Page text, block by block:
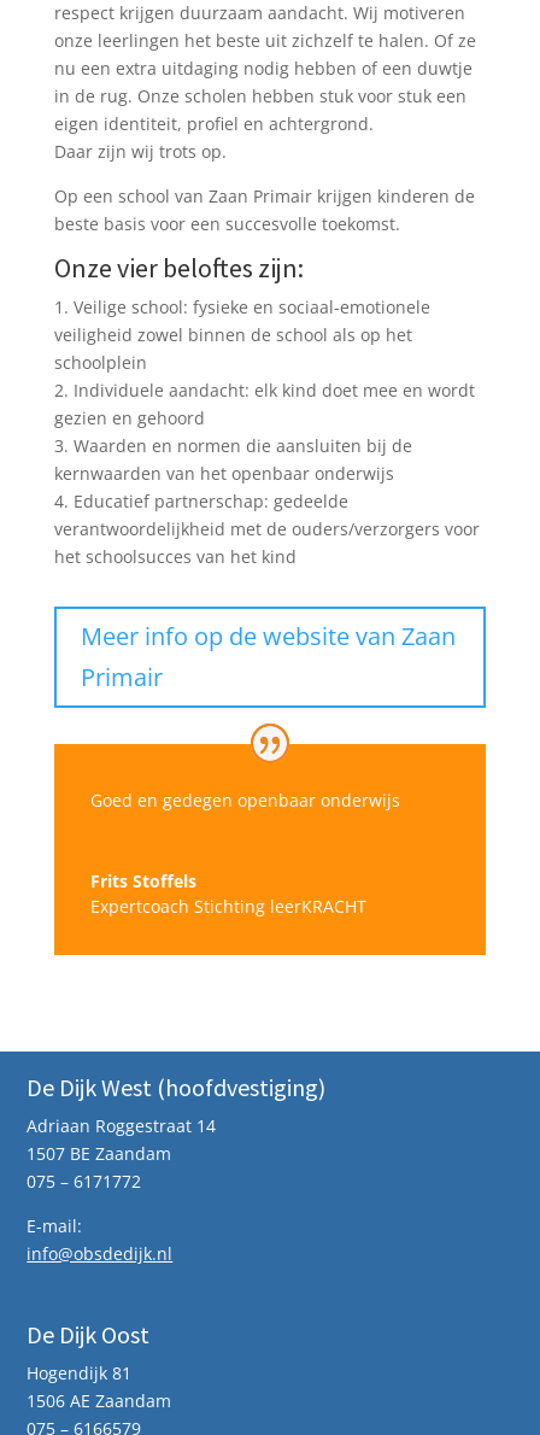
respect krijgen duurzaam aandacht. Wij motiveren
onze leerlingen het beste uit zichzelf te halen. Of ze
nu een extra uitdaging nodig hebben of een duwtje
in de rug. Onze scholen hebben stuk voor stuk een
eigen identiteit, profiel en achtergrond.
Daar zijn wij trots op.
Op een school van Zaan Primair krijgen kinderen de
beste basis voor een succesvolle toekomst.
Onze vier beloftes zijn:
1. Veilige school: fysieke en sociaal-emotionele
veiligheid zowel binnen de school als op het
schoolplein
2. Individuele aandacht: elk kind doet mee en wordt
gezien en gehoord
3. Waarden en normen die aansluiten bij de
kernwaarden van het openbaar onderwijs
4. Educatief partnerschap: gedeelde
verantwoordelijkheid met de ouders/verzorgers voor
het schoolsucces van het kind
Meer info op de website van Zaan
Primair
Goed en gedegen openbaar onderwijs
Frits Stoffels
Expertcoach Stichting leerKRACHT
De Dijk West (hoofdvestiging)
Adriaan Roggestraat 14
1507 BE Zaandam
075 – 6171772
E-mail:
info@obsdedijk.nl
De Dijk Oost
Hogendijk 81
1506 AE Zaandam
075 – 6166579